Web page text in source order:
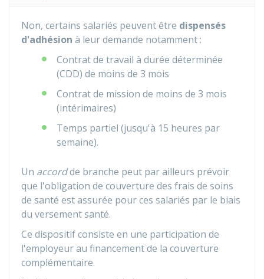
Non, certains salariés peuvent être dispensés
d'adhésion à leur demande notamment :
Contrat de travail à durée déterminée
(CDD) de moins de 3 mois
Contrat de mission de moins de 3 mois
(intérimaires)
Temps partiel (jusqu'à 15 heures par
semaine).
Un accordde branche peut par ailleurs prévoir
que l'obligation de couverture des frais de soins
de santé est assurée pour ces salariés par le biais
du versement santé.
Ce dispositif consiste en une participation de
l'employeur au financement de la couverture
complémentaire.